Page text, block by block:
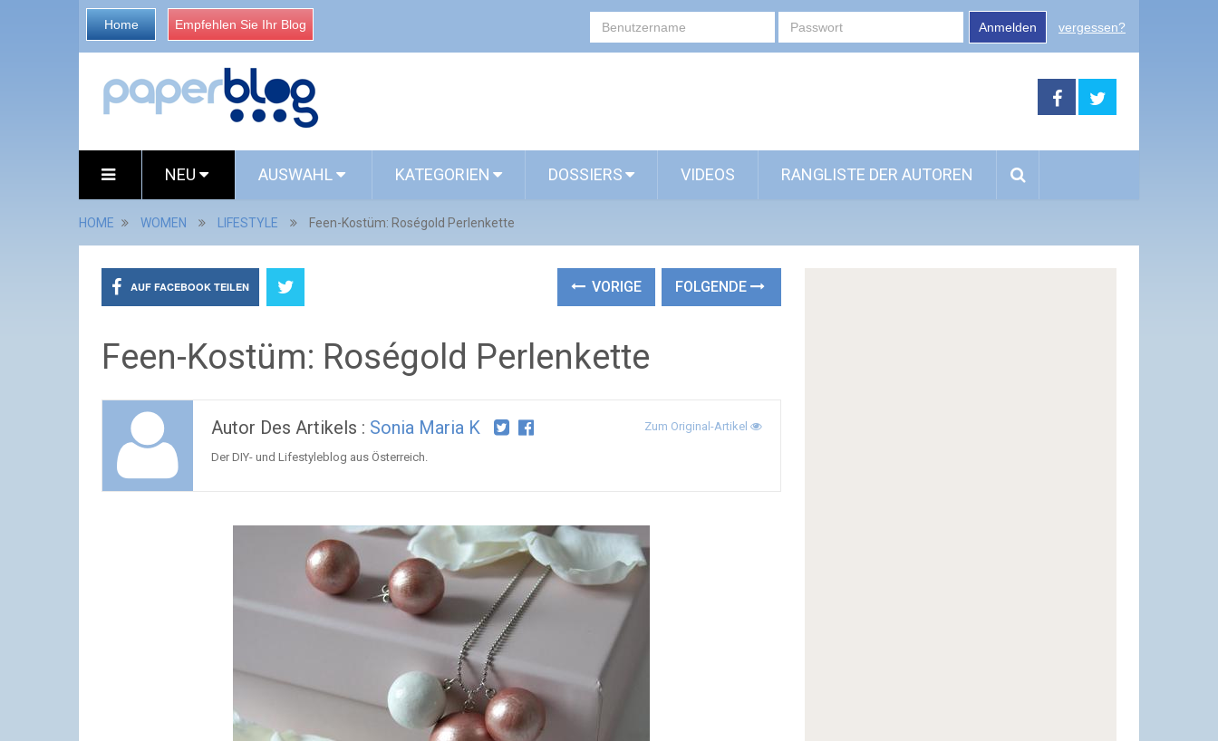
Home Empfehlen Sie Ihr Blog Anmelden vergessen?
NEU AUSWAHL KATEGORIEN DOSSIERS VIDEOS RANGLISTE DER AUTOREN
HOME WOMEN LIFESTYLE Feen-Kostüm: Roségold Perlenkette
AUF FACEBOOK TEILEN VORIGE FOLGENDE
Feen-Kostüm: Roségold Perlenkette
Autor Des Artikels : Sonia Maria K Zum Original-Artikel
Der DIY- und Lifestyleblog aus Österreich.